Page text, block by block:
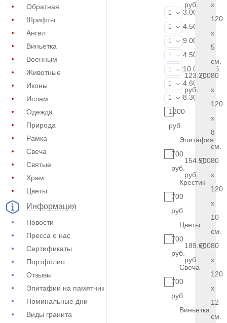
Обратная
Шрифты
Ангел
Виньетка
Военным
Животные
Иконы
Ислам
Одежда
Природа
Рамка
Свеча
Святые
Храм
Цветы
Информация
Новости
Пресса о нас
Сертификаты
Портфолио
Отзывы
Эпитафии на памятник
Поминальные дни
Виды гранита
ФИО и даты
1
3.000 руб.
ФИО и даты
1
4.500 руб.
ФИО и даты
1
9.000 руб.
Портрет
1
4.500 руб.
Портрет
1
10.000 руб.
Фотокерамика
1
4.600 руб.
Фото на
1
8.300 руб.
1200
руб.
Эпитафия
700
руб.
Крестик
700
руб.
Цветы
700
руб.
Свеча
700
руб.
Виньетка
руб.
x
120
x
5
см.
123.200
руб.
80
x
120
x
8
см.
154.500
руб.
80
x
120
x
10
см.
189.600
руб.
80
x
120
x
12
см.